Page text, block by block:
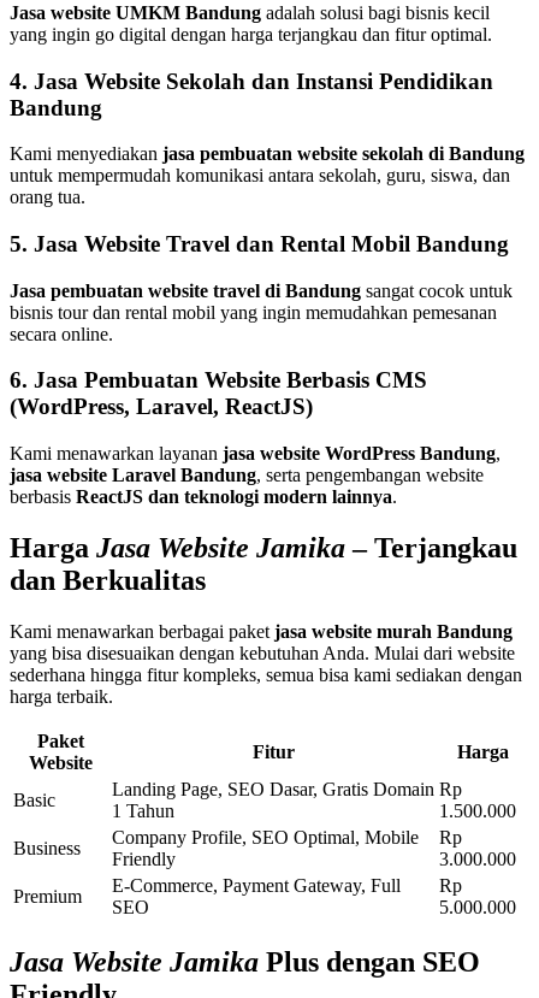
Jasa website UMKM Bandung adalah solusi bagi bisnis kecil
yang ingin go digital dengan harga terjangkau dan fitur optimal.
4. Jasa Website Sekolah dan Instansi Pendidikan
Bandung
Kami menyediakan jasa pembuatan website sekolah di Bandung
untuk mempermudah komunikasi antara sekolah, guru, siswa, dan
orang tua.
5. Jasa Website Travel dan Rental Mobil Bandung
Jasa pembuatan website travel di Bandung sangat cocok untuk
bisnis tour dan rental mobil yang ingin memudahkan pemesanan
secara online.
6. Jasa Pembuatan Website Berbasis CMS
(WordPress, Laravel, ReactJS)
Kami menawarkan layanan jasa website WordPress Bandung,
jasa website Laravel Bandung, serta pengembangan website
berbasis ReactJS dan teknologi modern lainnya.
Harga Jasa Website Jamika– Terjangkau
dan Berkualitas
Kami menawarkan berbagai paket jasa website murah Bandung
yang bisa disesuaikan dengan kebutuhan Anda. Mulai dari website
sederhana hingga fitur kompleks, semua bisa kami sediakan dengan
harga terbaik.
Paket
Website
Fitur Harga
Basic
Landing Page, SEO Dasar, Gratis Domain
1 Tahun
Rp
1.500.000
Business
Company Profile, SEO Optimal, Mobile
Friendly
Rp
3.000.000
Premium
E-Commerce, Payment Gateway, Full
SEO
Rp
5.000.000
Jasa Website Jamika Plus dengan SEO